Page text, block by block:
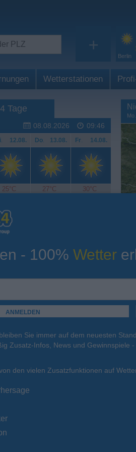
+
Berlin
Wetterstationen
Tage
08.08.2026 09:46
. 12.08. Do. 13.08. Fr. 14.08.
25°C 27°C 30°C
Temperatur
. 19.08. Do. 20.08. Fr . 21.08.
25°C
- 100% Wetter
Sie immer auf dem neuesten Stand.
Zusatz-Infos, News und Gewinnspiele
den vielen Zusatzfunktionen auf